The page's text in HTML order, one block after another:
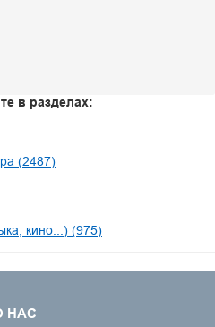
в разделах:
(2487)
кино...) (975)
НАС